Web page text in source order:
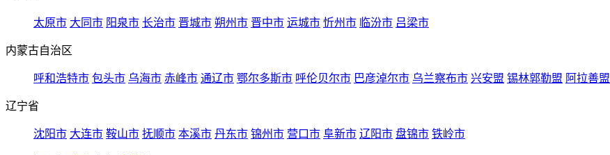
太原市 大同市 阳泉市 长治市 晋城市 朔州市 晋中市 运城市 忻州市 临汾市 吕梁市
内蒙古自治区
呼和浩特市 包头市 乌海市 赤峰市 通辽市 鄂尔多斯市 呼伦贝尔市 巴彦淖尔市 乌兰察布市 兴安盟 锡林郭勒盟 阿拉善盟
辽宁省
沈阳市 大连市 鞍山市 抚顺市 本溪市 丹东市 锦州市 营口市 阜新市 辽阳市 盘锦市 铁岭市